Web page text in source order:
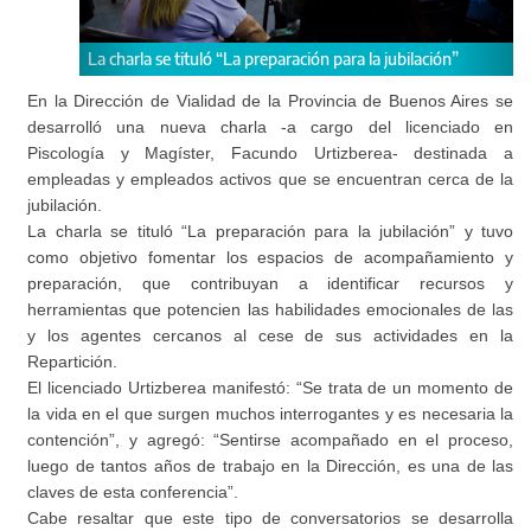
“La preparación para la jubilación”
La charla estuvo a cargo
En la Dirección de Vialidad de la Provincia de Buenos Aires se
desarrolló una nueva charla -a cargo del licenciado en
Piscología y Magíster, Facundo Urtizberea- destinada a
empleadas y empleados activos que se encuentran cerca de la
jubilación.
La charla se tituló “La preparación para la jubilación” y tuvo
como objetivo fomentar los espacios de acompañamiento y
preparación, que contribuyan a identificar recursos y
herramientas que potencien las habilidades emocionales de las
y los agentes cercanos al cese de sus actividades en la
Repartición.
El licenciado Urtizberea manifestó: “Se trata de un momento de
la vida en el que surgen muchos interrogantes y es necesaria la
contención”, y agregó: “Sentirse acompañado en el proceso,
luego de tantos años de trabajo en la Dirección, es una de las
claves de esta conferencia”.
Cabe resaltar que este tipo de conversatorios se desarrolla